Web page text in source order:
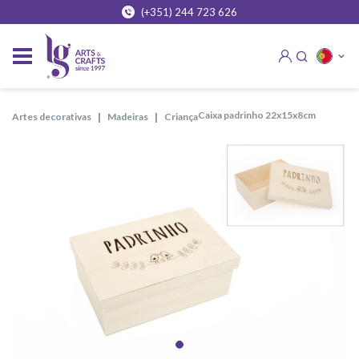
(+351) 244 723 626
artes decorativas madeiras criança caixa padrinho 22x15x8cm